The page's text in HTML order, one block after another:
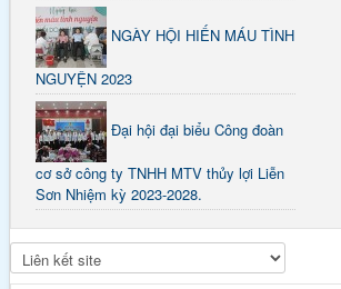
NGÀY HỘI HIẾN MÁU TÌNH
NGUYỆN 2023
Đại hội đại biểu Công đoàn
cơ sở công ty TNHH MTV thủy lợi Liễn
Sơn Nhiệm kỳ 2023-2028.